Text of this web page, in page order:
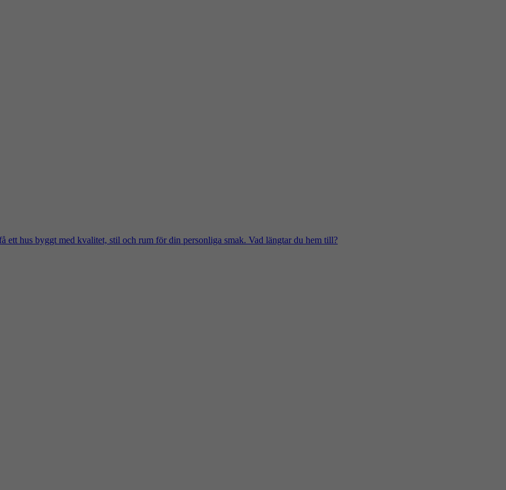
ett hus byggt med kvalitet, stil och rum för din personliga smak. Vad längtar du hem till?